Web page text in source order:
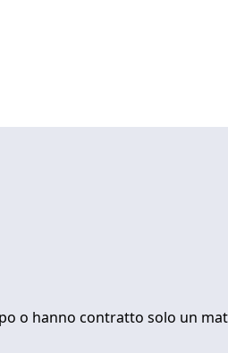
o hanno contratto solo un